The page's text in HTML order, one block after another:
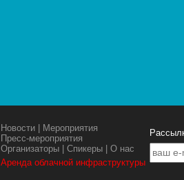
Новости | Мероприятия
Пресс-мероприятия
Организаторы |Спикеры |О нас
Аренда облачной инфраструктуры